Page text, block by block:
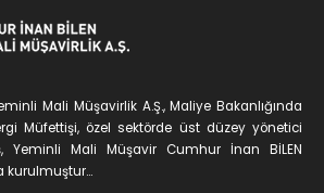
Mali Müşavirlik A.Ş., Maliye Bakanlığında
Müfettişi, özel sektörde üst düzey yönetici
Yeminli Mali Müşavir Cumhur İnan BİLEN
kurulmuştur...